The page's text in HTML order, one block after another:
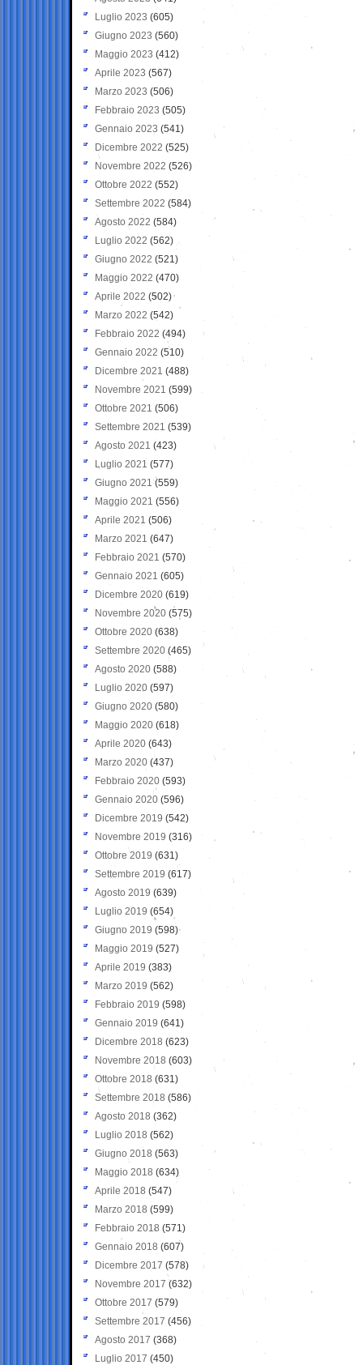
Luglio 2023 (605)
Giugno 2023 (560)
Maggio 2023 (412)
Aprile 2023 (567)
Marzo 2023 (506)
Febbraio 2023 (505)
Gennaio 2023 (541)
Dicembre 2022 (525)
Novembre 2022 (526)
Ottobre 2022 (552)
Settembre 2022 (584)
Agosto 2022 (584)
Luglio 2022 (562)
Giugno 2022 (521)
Maggio 2022 (470)
Aprile 2022 (502)
Marzo 2022 (542)
Febbraio 2022 (494)
Gennaio 2022 (510)
Dicembre 2021 (488)
Novembre 2021 (599)
Ottobre 2021 (506)
Settembre 2021 (539)
Agosto 2021 (423)
Luglio 2021 (577)
Giugno 2021(559)
Maggio 2021 (556)
Aprile 2021 (506)
Marzo 2021 (647)
Febbraio 2021 (570)
Gennaio 2021 (605)
Dicembre 2020 (619)
Novembre 2020 (575)
Ottobre 2020 (638)
Settembre 2020(465)
Agosto 2020 (588)
Luglio 2020 (597)
Giugno 2020 (580)
Maggio 2020 (618)
Aprile 2020 (643)
Marzo 2020 (437)
Febbraio 2020 (593)
Gennaio 2020 (596)
Dicembre 2019 (542)
Novembre 2019 (316)
Ottobre 2019 (631)
Settembre 2019 (617)
Agosto 2019 (639)
Luglio 2019 (654)
Giugno 2019 (598)
Maggio 2019 (527)
Aprile 2019 (383)
Marzo 2019 (562)
Febbraio 2019 (598)
Gennaio 2019 (641)
Dicembre 2018 (623)
Novembre 2018 (603)
Ottobre 2018 (631)
Settembre 2018 (586)
Agosto 2018 (362)
Luglio 2018 (562)
Giugno 2018 (563)
Maggio 2018 (634)
Aprile 2018 (547)
Marzo 2018 (599)
Febbraio 2018 (571)
Gennaio 2018 (607)
Dicembre 2017 (578)
Novembre 2017 (632)
Ottobre 2017 (579)
Settembre 2017 (456)
Agosto 2017 (368)
Luglio 2017 (450)